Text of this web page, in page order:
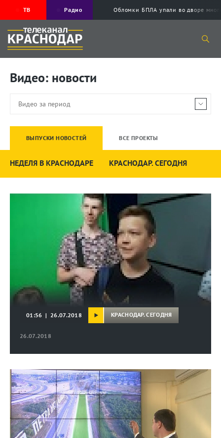
ТВ Радио Обломки БПЛА упали во дворе
Видео: новости
ВЫПУСКИ НОВОСТЕЙ ВСЕ ПРОЕКТЫ
НЕДЕЛЯ В КРАСНОДАРЕ КРАСНОДАР. СЕГОДНЯ
26.07.2018
01:56 | 26.07.2018 КРАСНОДАР. СЕГОДНЯ